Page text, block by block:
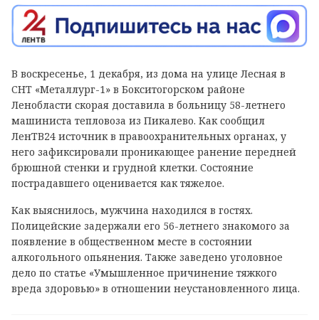
В воскресенье, 1 декабря, из дома на улице Лесная в
СНТ «Металлург-1» в Бокситогорском районе
Ленобласти скорая доставила в больницу 58-летнего
машиниста тепловоза из Пикалево. Как сообщил
ЛенТВ24 источник в правоохранительных органах, у
него зафиксировали проникающее ранение передней
брюшной стенки и грудной клетки. Состояние
пострадавшего оценивается как тяжелое.
Как выяснилось, мужчина находился в гостях.
Полицейские задержали его 56-летнего знакомого за
появление в общественном месте в состоянии
алкогольного опьянения. Также заведено уголовное
дело по статье «Умышленное причинение тяжкого
вреда здоровью» в отношении неустановленного лица.